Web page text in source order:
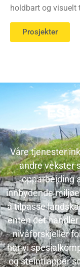
holdbart og visuelt
Prosjekter
Våre tjenester
andre vekster
opparbeiding
innbydende
å tilpasse
enten det
nivåforskjeller
har vi
og steintrapper